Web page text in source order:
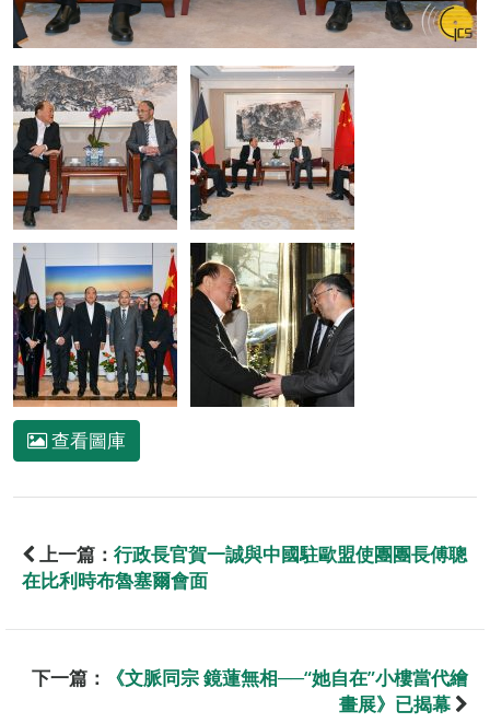
查看圖庫
上一篇： 行政長官賀一誠與中國駐歐盟使團團長傅聰
在比利時布魯塞爾會面
下一篇：
《文脈同宗 鏡蓮無相──“她自在”小樓當代繪
畫展》已揭幕